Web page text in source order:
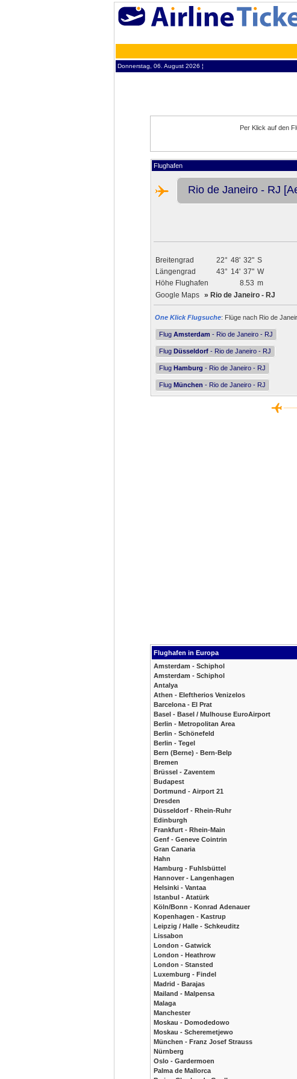
Donnerstag, 06. August 2026 ¦
Per Klick auf den
Flughafen
Rio de Janeiro - RJ
Breitengrad 22° 48' 32" S
Längengrad
43° 14' 37" W
Höhe Flughafen
8.53 m
Google Maps » Rio de Janeiro - RJ
One Klick Flugsuche: Flüge nach Rio de
Flug Amsterdam - Rio de Janeiro - RJ
Flug Düsseldorf - Rio de Janeiro - RJ
Flug Hamburg - Rio de Janeiro - RJ
Flug München - Rio de Janeiro - RJ
Flughafen in Europa
Amsterdam - Schiphol
Amsterdam - Schiphol
Antalya
Athen - Eleftherios Venizelos
Barcelona - El Prat
Basel - Basel / Mulhouse EuroAirport
Berlin - Metropolitan Area
Berlin - Schönefeld
Berlin - Tegel
Bern (Berne) - Bern-Belp
Bremen
Brüssel - Zaventem
Budapest
Dortmund - Airport 21
Dresden
Düsseldorf - Rhein-Ruhr
Edinburgh
Frankfurt - Rhein-Main
Genf - Geneve Cointrin
Gran Canaria
Hahn
Hamburg - Fuhlsbüttel
Hannover - Langenhagen
Helsinki - Vantaa
Istanbul - Atatürk
Köln/Bonn - Konrad Adenauer
Kopenhagen - Kastrup
Leipzig / Halle - Schkeuditz
Lissabon
London - Gatwick
London - Heathrow
London - Stansted
Luxemburg - Findel
Madrid - Barajas
Mailand - Malpensa
Malaga
Manchester
Moskau - Domodedowo
Moskau - Scheremetjewo
München - Franz Josef Strauss
Nürnberg
Oslo - Gardermoen
Palma de Mallorca